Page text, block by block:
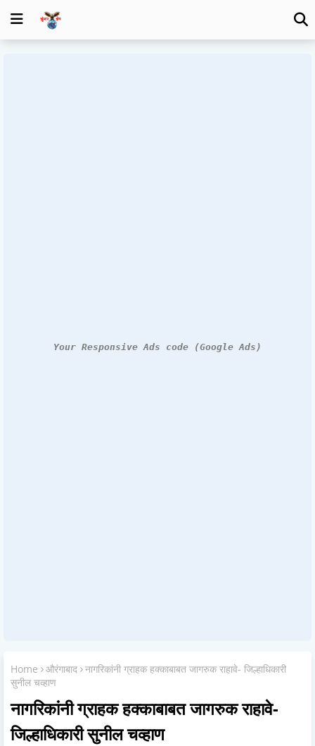
Your Responsive Ads code (Google Ads)
Home औरंगाबाद नागरिकांनी ग्राहक हक्काबाबत जागरुक राहावे- जिल्हाधिकारी
सुनील चव्हाण
नागरिकांनी ग्राहक हक्काबाबत जागरुक राहावे-
जिल्हाधिकारी सुनील चव्हाण